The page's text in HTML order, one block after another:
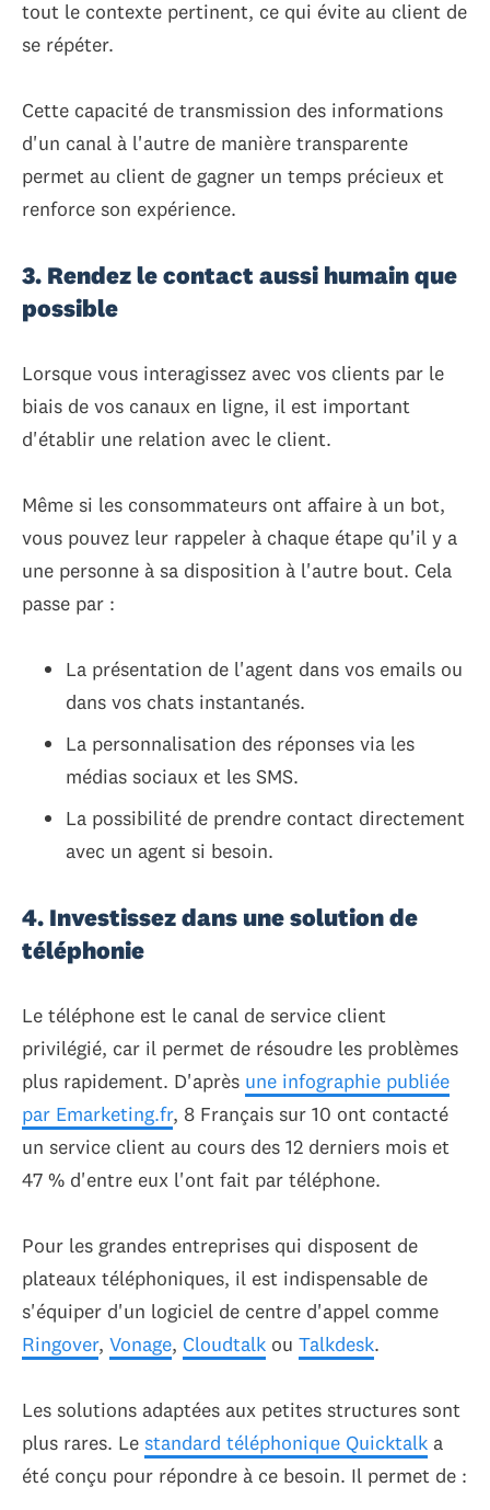
tout le contexte pertinent, ce qui évite au client de
se répéter.
Cette capacité de transmission des informations
d'un canal à l'autre de manière transparente
permet au client de gagner un temps précieux et
renforce son expérience.
3. Rendez le contact aussi humain que
possible
Lorsque vous interagissez avec vos clients par le
biais de vos canaux en ligne, il est important
d'établir une relation avec le client.
Même si les consommateurs ont affaire à un bot,
vous pouvez leur rappeler à chaque étape qu'il y a
une personne à sa disposition à l'autre bout. Cela
passe par :
La présentation de l'agent dans vos emails ou
dans vos chats instantanés.
La personnalisation des réponses via les
médias sociaux et les SMS.
La possibilité de prendre contact directement
avec un agent si besoin.
4. Investissez dans une solution de
téléphonie
Le téléphone est le canal de service client
privilégié, car il permet de résoudre les problèmes
plus rapidement. D'après une infographie publiée
par Emarketing.fr, 8 Français sur 10 ont contacté
un service client au cours des 12 derniers mois et
47 % d'entre eux l'ont fait par téléphone.
Pour les grandes entreprises qui disposent de
plateaux téléphoniques, il est indispensable de
s'équiper d'un logiciel de centre d'appel comme
Ringover, Vonage, Cloudtalk ou Talkdesk.
Les solutions adaptées aux petites structures sont
plus rares. Le standard téléphonique Quicktalk a
été conçu pour répondre à ce besoin. Il permet de :